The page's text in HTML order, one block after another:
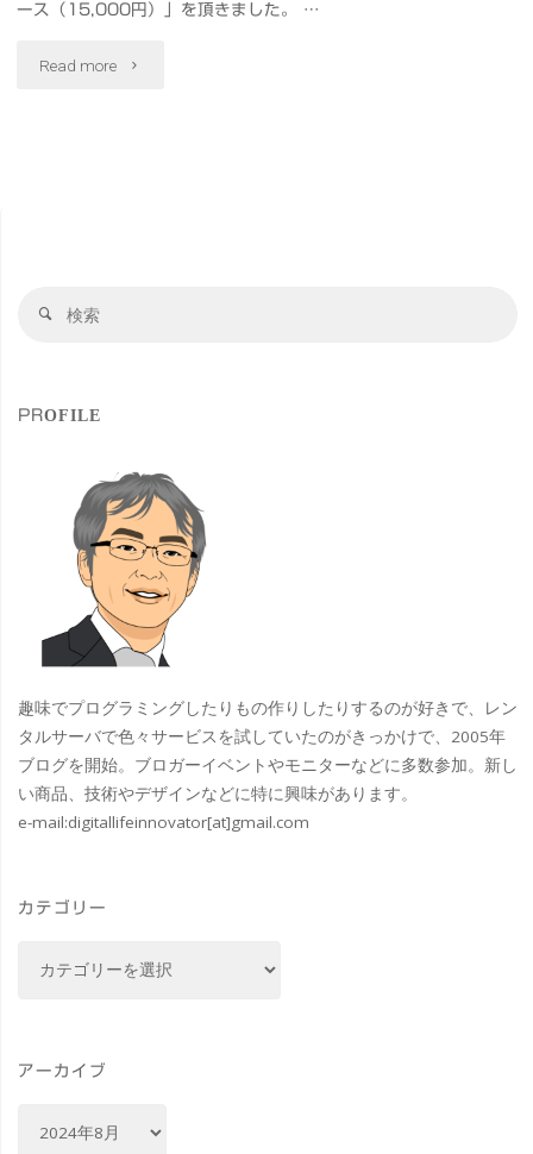
ース（15,000円）」を頂きました。 …
Read more "絶
希
少
部
位
き
鳥
コ
と
検
PROFILE
趣味でプログラミングしたりもの作りしたりするのが好きで、レン
タルサーバで色々サービスを試していたのがきっかけで、2005年
ブログを開始。ブロガーイベントやモニターなどに多数参加。新し
い商品、技術やデザインなどに特に興味があります。
e-mail:digitallifeinnovator[at]gmail.com
カテゴリー
ー
アーカイブ